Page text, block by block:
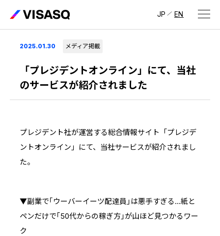
JP EN
会社情報
ビザスクについて
CEOメッセージ
IR情報
IRライブラリ
IRスケジュール
採用サイト（日本）
2025.01.30 メディア掲載
「プレジデントオンライン」にて、当社
のサービスが紹介されました
プレジデント社が運営する総合情報サイト「プレジデ
ントオンライン」にて、当社サービスが紹介されまし
た。
▼副業で｢ウーバーイーツ配達員｣は悪手すぎる…紙と
ペンだけで｢50代からの稼ぎ方｣が山ほど見つかるワー
ク